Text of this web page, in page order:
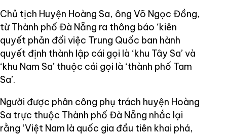
Chủ tịch Huyện Hoàng Sa, ông Võ Ngọc Đồng,
từ Thành phố Đà Nẵng ra thông báo ‘kiên
quyết phản đối việc Trung Quốc ban hành
quyết định thành lập cái gọi là ‘khu Tây Sa’ và
‘khu Nam Sa’ thuộc cái gọi là ‘thành phố Tam
Sa’.
Người được phân công phụ trách huyện Hoàng
Sa trực thuộc Thành phố Đà Nẵng nhắc lại
rằng ‘Việt Nam là quốc gia đầu tiên khai phá,